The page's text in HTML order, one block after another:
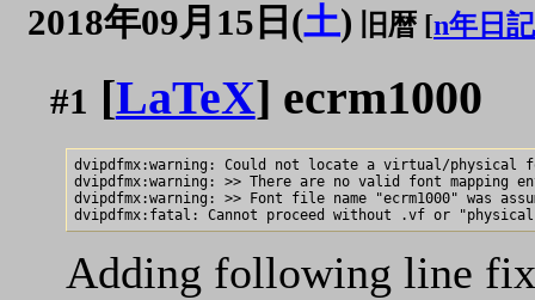
2018年09月15日(土) 旧暦 [n年日記
#1 [LaTeX] ecrm1000
dvipdfmx:warning: Could not locate a virtual/physical
dvipdfmx:warning: >> There are no valid font
dvipdfmx:warning: >> Font file name "ecrm1000" was
Adding following line